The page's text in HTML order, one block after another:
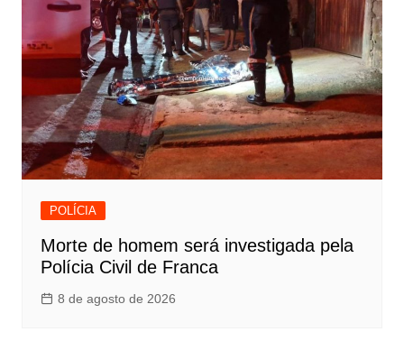
POLÍCIA
Morte de homem será investigada pela
Polícia Civil de Franca
8 de agosto de 2026